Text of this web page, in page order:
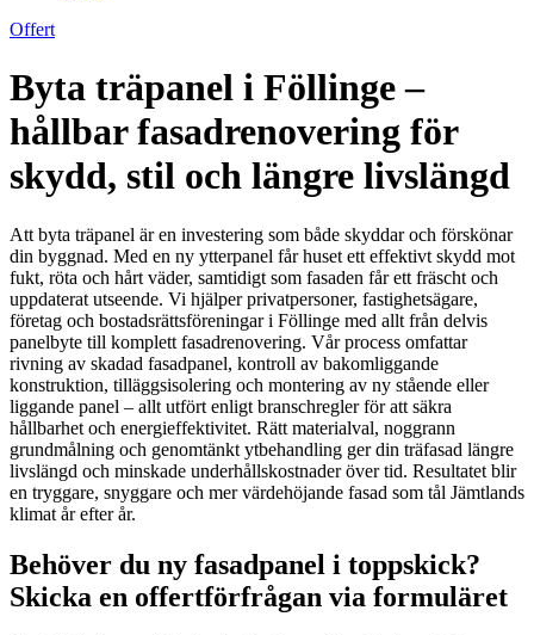
Offert
Byta träpanel i Föllinge –
hållbar fasadrenovering för
skydd, stil och längre livslängd
Att byta träpanel är en investering som både skyddar och förskönar
din byggnad. Med en ny ytterpanel får huset ett effektivt skydd mot
fukt, röta och hårt väder, samtidigt som fasaden får ett fräscht och
uppdaterat utseende. Vi hjälper privatpersoner, fastighetsägare,
företag och bostadsrättsföreningar i Föllinge med allt från delvis
panelbyte till komplett fasadrenovering. Vår process omfattar
rivning av skadad fasadpanel, kontroll av bakomliggande
konstruktion, tilläggsisolering och montering av ny stående eller
liggande panel – allt utfört enligt branschregler för att säkra
hållbarhet och energieffektivitet. Rätt materialval, noggrann
grundmålning och genomtänkt ytbehandling ger din träfasad längre
livslängd och minskade underhållskostnader över tid. Resultatet blir
en tryggare, snyggare och mer värdehöjande fasad som tål Jämtlands
klimat år efter år.
Behöver du ny fasadpanel i toppskick?
Skicka en offertförfrågan via formuläret